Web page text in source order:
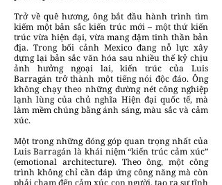
Trở về quê hương, ông bắt đầu hành trình tìm
kiếm một bản sắc kiến trúc mới – một thứ kiến
trúc vừa hiện đại, vừa mang đậm tinh thần bản
địa. Trong bối cảnh Mexico đang nỗ lực xây
dựng lại bản sắc văn hóa sau nhiều thế kỷ chịu
ảnh hưởng ngoại lai, kiến trúc của Luis
Barragán trở thành một tiếng nói độc đáo. Ông
không chạy theo những đường nét công nghiệp
lạnh lùng của chủ nghĩa Hiện đại quốc tế, mà
làm mềm chúng bằng ánh sáng, màu sắc và cảm
xúc.
Một trong những đóng góp quan trọng nhất của
Luis Barragán là khái niệm “kiến trúc cảm xúc”
(emotional architecture). Theo ông, một công
trình không chỉ cần đáp ứng công năng mà còn
phải chạm đến cảm xúc con người, tạo ra sự tĩnh